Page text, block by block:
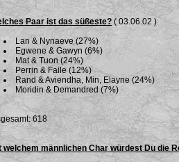
Paar ist das süßeste? ( 03.06.02 )
Lan & Nynaeve (27%)
Egwene & Gawyn (6%)
Mat & Tuon (24%)
Perrin & Faile (12%)
Rand & Aviendha, Min, Elayne (24%)
Moridin & Demandred (7%)
618
welchem männlichen Char würdest Du die